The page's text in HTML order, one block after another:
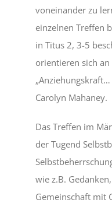
voneinander zu
einzelnen Treffen
in Titus 2, 3-5
orientieren sich
Carolyn Mahaney.
Das Treffen im
der Tugend
wie z.B.
Gemeinschaft mit